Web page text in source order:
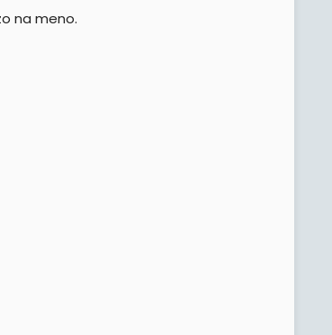
na meno.